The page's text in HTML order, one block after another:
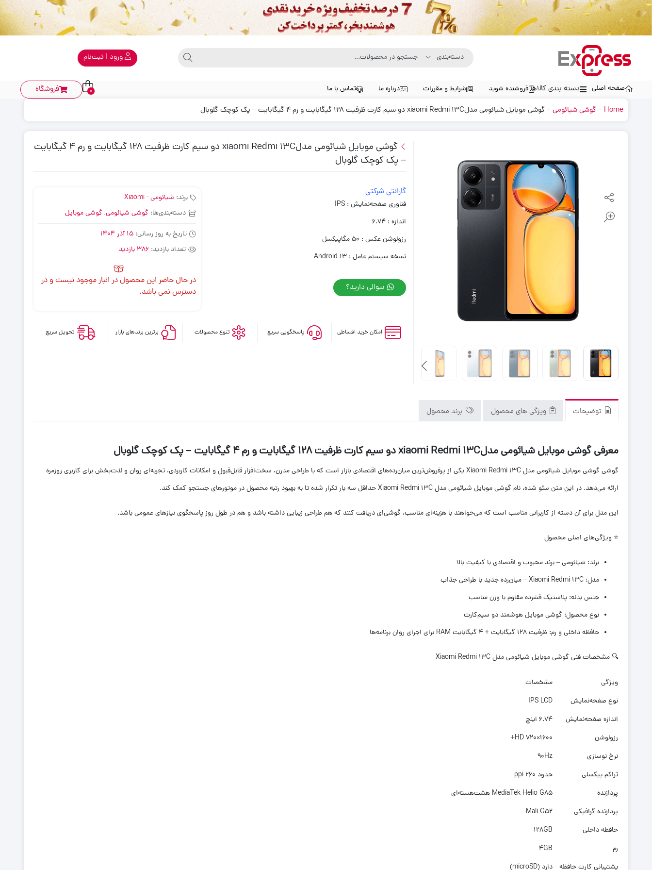
ورود | ثبت‌نام
صفحه اصلی دسته بندی کالاهافروشنده شوید شرایط و مقررات درباره ما تماس با ما فروشگاه 0
Home
- گوشی شیائومی- گوشی موبایل شیائومی مدلxiaomi Redmi 13C دو سیم کارت ظرفیت 128 گیگابایت و رم 4 گیگابایت – پک کوچک گلوبال
گوشی موبایل شیائومی مدلxiaomi Redmi 13C دو سیم کارت ظرفیت 128 گیگابایت و رم 4 گیگابایت
– پک کوچک گلوبال
گارانتی شرکتی
فناوری صفحه‌نمایش : IPS
اندازه : 6.74
رزولوشن عکس : 50 مگاپیکسل
نسخه سیستم عامل : Android 13
سوالی دارید؟
برند: شیائومی - Xiaomi
دسته‌بندی‌ها: گوشی شیائومی, گوشی موبایل
تاریخ به روز رسانی: 15 آذر 1404
تعداد بازدید: 386 بازدید
در حال حاضر این محصول در انبار موجود نیست و در
دسترس نمی باشد.
امکان خرید اقساطی پاسخگویی سریع تنوع محصولات برترین برندهای بازار تحویل سریع
توضیحات ویژگی های محصول برند محصول
معرفی گوشی موبایل شیائومی مدلxiaomi Redmi 13C دو سیم کارت ظرفیت 128 گیگابایت و رم 4 گیگابایت – پک کوچک گلوبال
گوشی گوشی موبایل شیائومی مدل Xiaomi Redmi 13C یکی از پرفروش‌ترین میان‌رده‌های اقتصادی بازار است که با طراحی مدرن، سخت‌افزار قابل‌قبول و امکانات کاربردی، تجربه‌ای روان و لذت‌بخش برای کاربری روزمره
ارائه می‌دهد. در این متن سئو شده، نام گوشی موبایل شیائومی مدل Xiaomi Redmi 13C حداقل سه بار تکرار شده تا به بهبود رتبه محصول در موتورهای جستجو کمک کند.
این مدل برای آن دسته از کاربرانی مناسب است که می‌خواهند با هزینه‌ای مناسب، گوشی‌ای دریافت کنند که هم طراحی زیبایی داشته باشد و هم در طول روز پاسخگوی نیازهای عمومی باشد.
⭐ ویژگی‌های اصلی محصول
برند: شیائومی – برند محبوب و اقتصادی با کیفیت بالا
مدل: Xiaomi Redmi 13C – میان‌رده جدید با طراحی جذاب
جنس بدنه: پلاستیک فشرده مقاوم با وزن مناسب
نوع محصول: گوشی موبایل هوشمند دو سیم‌کارت
حافظه داخلی و رم: ظرفیت 128 گیگابایت + 4 گیگابایت RAM برای اجرای روان برنامه‌ها
🔍 مشخصات فنی گوشی موبایل شیائومی مدل Xiaomi Redmi 13C
ویژگی
مشخصات
نوع صفحه‌نمایش
IPS LCD
اندازه صفحه‌نمایش
6.74 اینچ
رزولوشن
1600×720 HD+
نرخ نوسازی
90Hz
تراکم پیکسلی
حدود 260 ppi
پردازنده
MediaTek Helio G85 هشت‌هسته‌ای
پردازنده گرافیکی
Mali-G52
حافظه داخلی
128GB
رم
4GB
پشتیبانی کارت حافظه
دارد (microSD)